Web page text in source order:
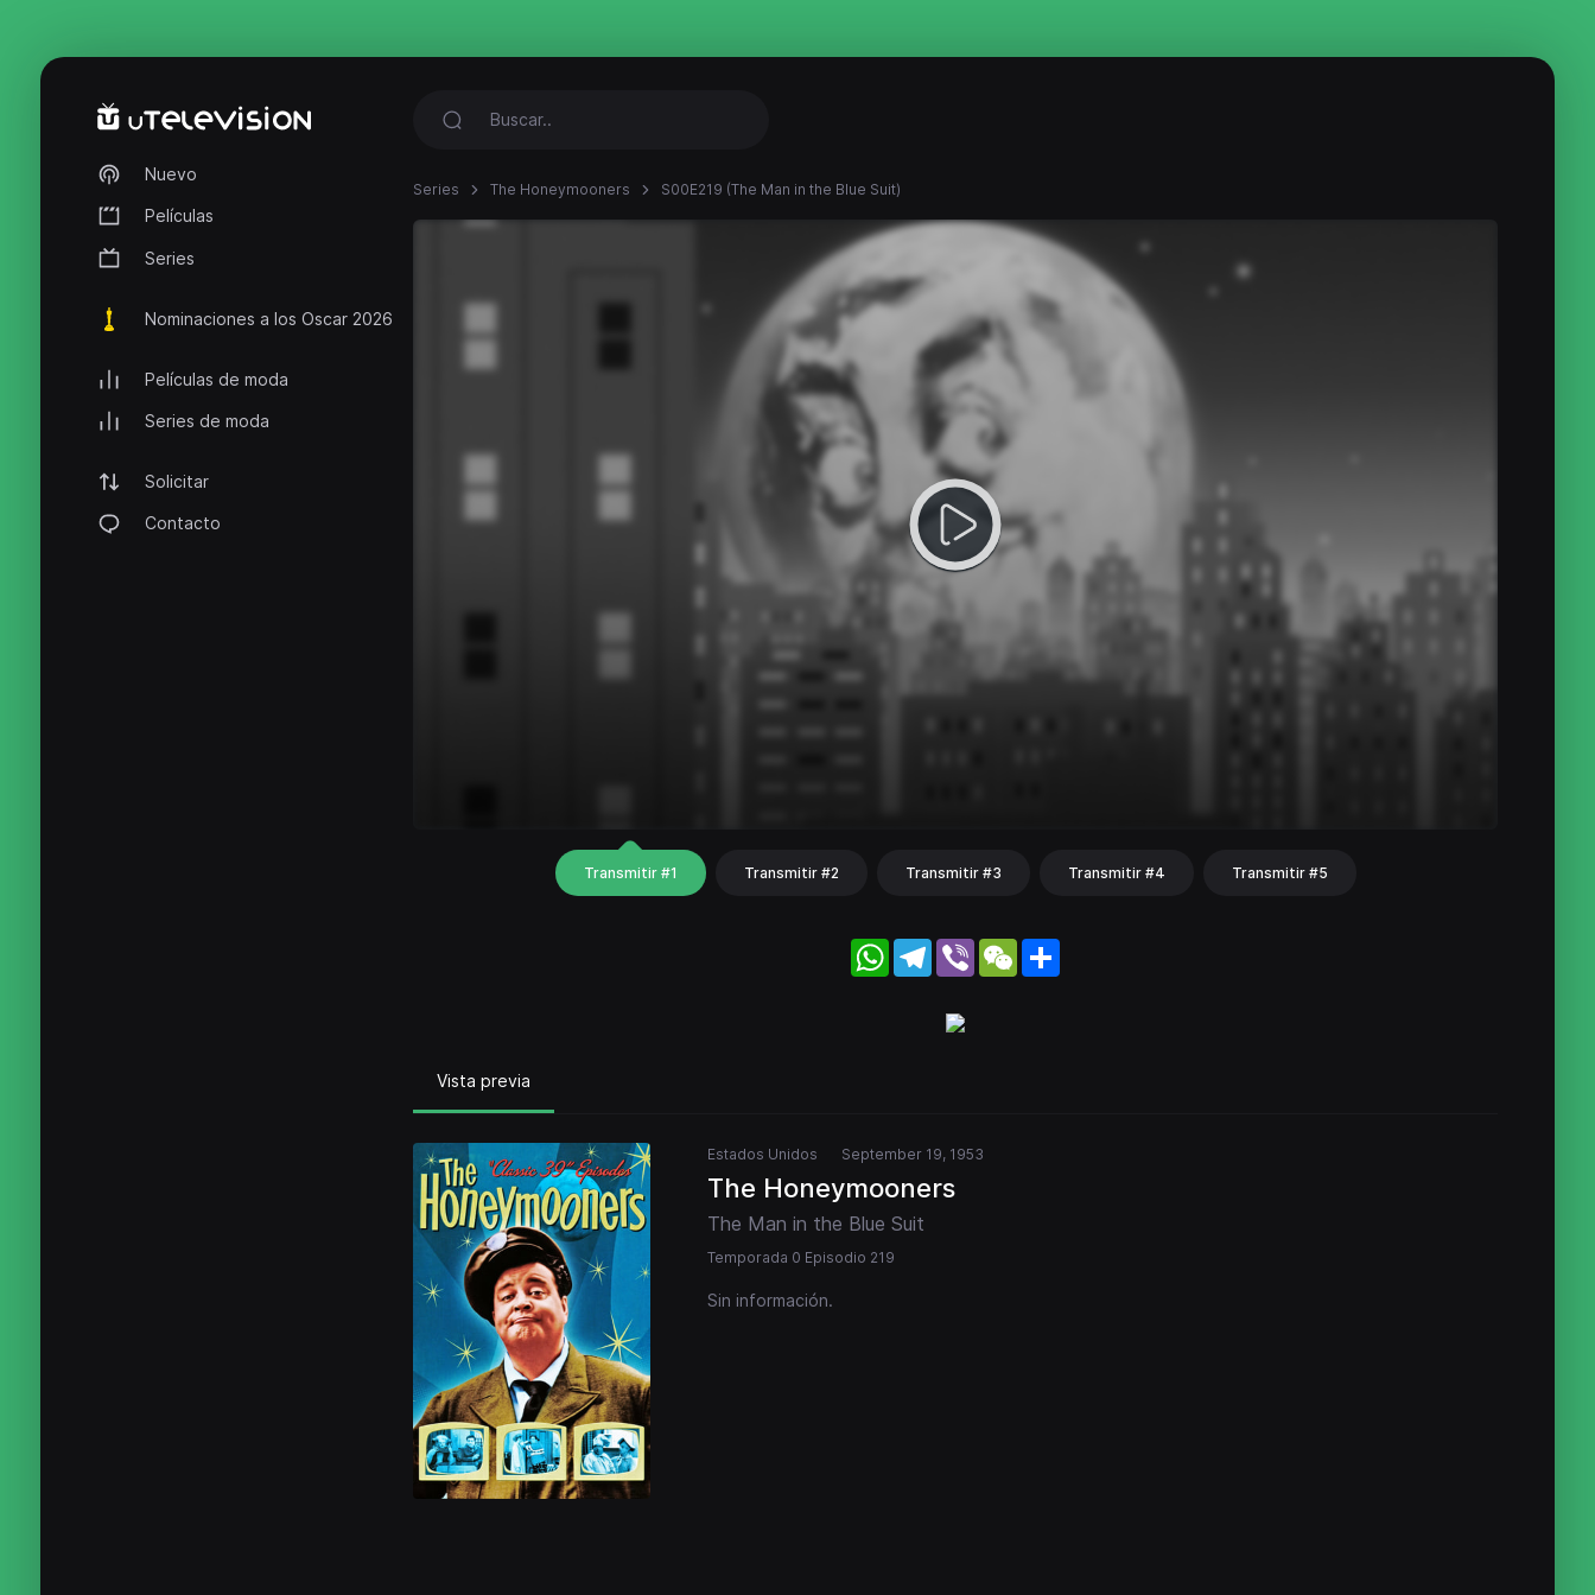
Nuevo
Películas
Series
Nominaciones a los Oscar 2026
Películas de moda
Series de moda
Solicitar
Contacto
Series The Honeymooners S00E219 (The Man in the Blue Suit)
Transmitir #1 Transmitir #2 Transmitir #3 Transmitir #4 Transmitir #5
WhatsApp
Telegram
Viber WeChat
Vista previa
Estados Unidos September 19, 1953
The Honeymooners
The Man in the Blue Suit
Temporada 0 Episodio 219
Sin información.